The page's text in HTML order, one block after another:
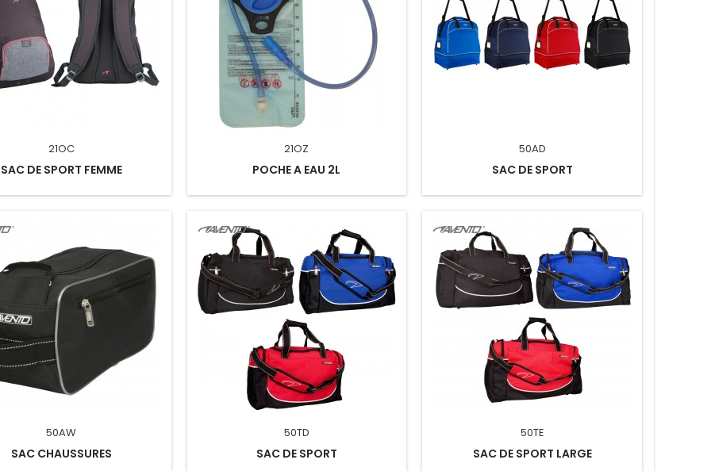
21OC
SAC DE SPORT FEMME
21OZ
POCHE A EAU 2L
50AD
SAC DE SPORT
50AW
SAC CHAUSSURES
50TD
SAC DE SPORT
50TE
SAC DE SPORT LARGE